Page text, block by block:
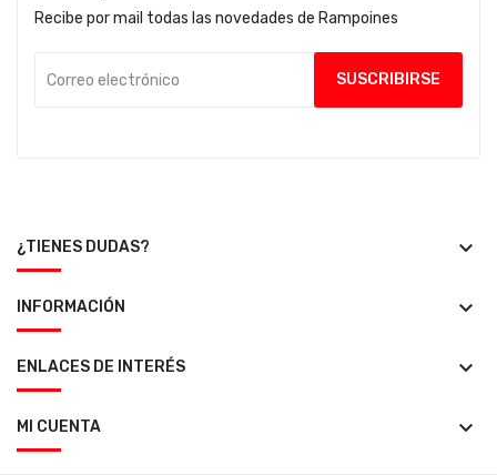
Recibe por mail todas las novedades de Rampoines
¿TIENES DUDAS? keyboard_arrow_down
INFORMACIÓN keyboard_arrow_down
ENLACES DE INTERÉS keyboard_arrow_down
MI CUENTA keyboard_arrow_down